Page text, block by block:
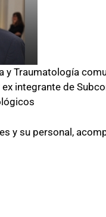
y Traumatología
integrante de
y su personal,